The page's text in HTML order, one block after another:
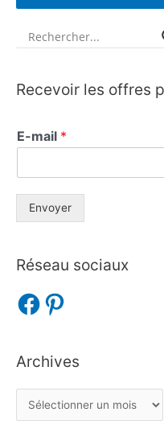
Recevoir les offres
E-mail *
Envoyer
Réseau sociaux
Archives